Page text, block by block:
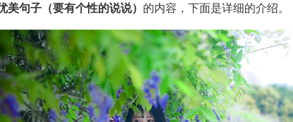
美句子（要有个性的说说） 的内容，下面是详细的介绍。